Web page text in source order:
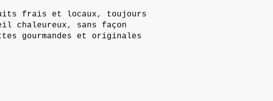
frais et locaux, toujours
chaleureux, sans façon
gourmandes et originales